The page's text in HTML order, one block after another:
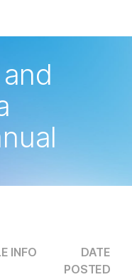
INFO
DATE
POSTED
临床肿瘤学